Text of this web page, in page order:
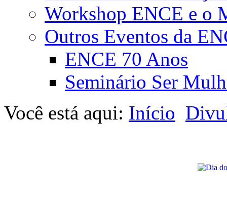
Workshop ENCE e o
Outros Eventos da
ENCE 70 Anos
Seminário Ser
Você está aqui: Início